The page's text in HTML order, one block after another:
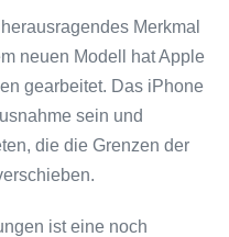
Merkmal
neuen Modell hat Apple
gearbeitet. Das iPhone
sein und
die die Grenzen der
ist eine noch